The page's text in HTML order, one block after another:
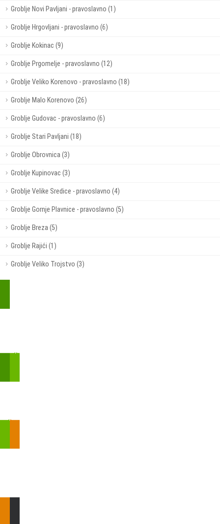
Groblje Novi Pavljani - pravoslavno (1)
Groblje Hrgovljani - pravoslavno (6)
Groblje Kokinac (9)
Groblje Prgomelje - pravoslavno (12)
Groblje Veliko Korenovo - pravoslavno (18)
Groblje Malo Korenovo (26)
Groblje Gudovac - pravoslavno (6)
Groblje Stari Pavljani (18)
Groblje Obrovnica (3)
Groblje Kupinovac (3)
Groblje Velike Sredice - pravoslavno (4)
Groblje Gornje Plavnice - pravoslavno (5)
Groblje Breza (5)
Groblje Rajići (1)
Groblje Veliko Trojstvo (3)